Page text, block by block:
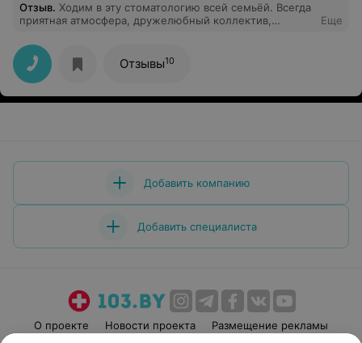
Отзыв. Ходим в эту стоматологию всей семьёй. Всегда
приятная атмосфера, дружелюбный коллектив,
благодарность администратору Юлии за её
внимательность и доброту. Администратор от бога) А
также доктору Татьяне Михайловне. У Вас золотые
ручки! Уходя, всегда остаёшься на позитиве, в
хорошем настроении. Спасибо вам за вашу работу)
Еще
Отзывы10
Добавить компанию
Добавить специалиста
О проекте Новости проекта
Размещение рекламы